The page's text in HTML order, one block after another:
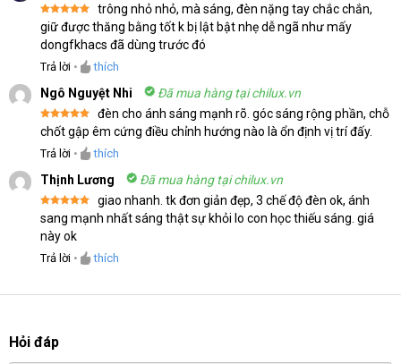
Được xếp
hạng55
sao
trông nhỏ nhỏ, mà sáng, đèn nặng tay chắc chắn,
giữ được thăng bằng tốt k bị lật bật nhẹ dễ ngã như mấy
dongfkhacs đã dùng trước đó
Trả lời • thích
Ngô Nguyệt Nhi Đã mua hàng tại chilux.vn
Được xếp
hạng 55
sao
đèn cho ánh sáng mạnh rõ. góc sáng rộng phần, chỗ
chốt gập êm cứng điều chỉnh hướng nào là ổn định vị trí đấy.
Trả lời • thích
Thịnh Lương Đã mua hàng tại chilux.vn
Được xếp
hạng55
sao
giao nhanh. tk đơn giản đẹp, 3 chế độ đèn ok, ánh
sang mạnh nhất sáng thật sự khỏi lo con học thiếu sáng. giá
này ok
Trả lời • thích
Hỏi đáp